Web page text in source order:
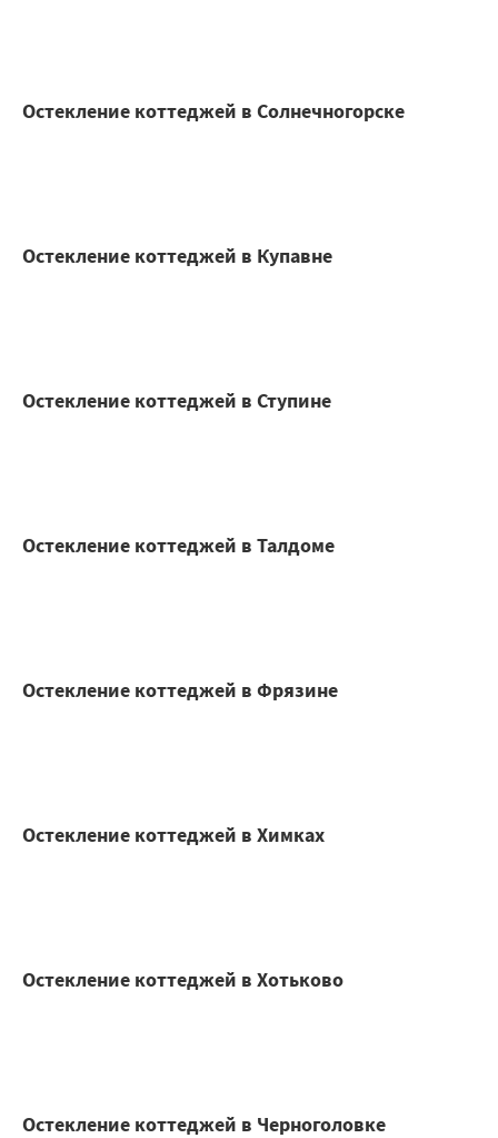
Остекление коттеджей в Солнечногорске
Остекление коттеджей в Купавне
Остекление коттеджей в Ступине
Остекление коттеджей в Талдоме
Остекление коттеджей в Фрязине
Остекление коттеджей в Химках
Остекление коттеджей в Хотьково
Остекление коттеджей в Черноголовке